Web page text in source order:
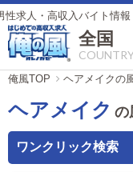
イト情報【俺の風】
全国
俺風TOP ヘアメイクの
ヘアメイク の
ワンクリック検索